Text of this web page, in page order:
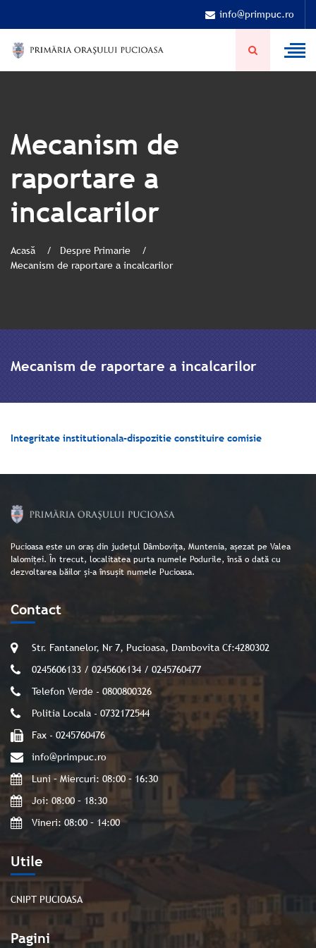
info@primpuc.ro
Mecanism de
raportare a
incalcarilor
Acasă
Despre Primarie
Mecanism de raportare a incalcarilor
Mecanism de raportare a incalcarilor
Integritate institutionala-dispozitie constituire comisie
Pucioasa este un oraș din județul Dâmbovița, Muntenia, așezat pe Valea
Ialomiței. În trecut, localitatea purta numele Podurile, însă o dată cu
dezvoltarea băilor și-a însușit numele Pucioasa.
Utile
CNIPT PUCIOASA
Pagini
Contact
Str. Fantanelor, Nr 7, Pucioasa, Dambovita Cf:4280302
0245606133 / 0245606134 / 0245760477
Telefon Verde - 0800800326
Politia Locala - 0732172544
Fax - 0245760476
info@primpuc.ro
Luni – Miercuri: 08:00 – 16:30
Joi: 08:00 – 18:30
Vineri: 08:00 – 14:00